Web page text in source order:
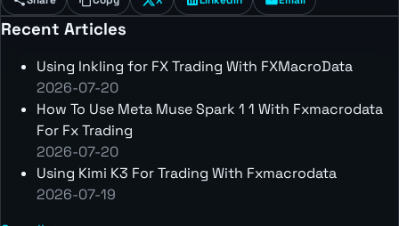
Recent Articles
Using Inkling for FX Trading With FXMacroData
2026-07-20
How To Use Meta Muse Spark 1 1 With Fxmacrodata
For Fx Trading
2026-07-20
Using Kimi K3 For Trading With Fxmacrodata
2026-07-19